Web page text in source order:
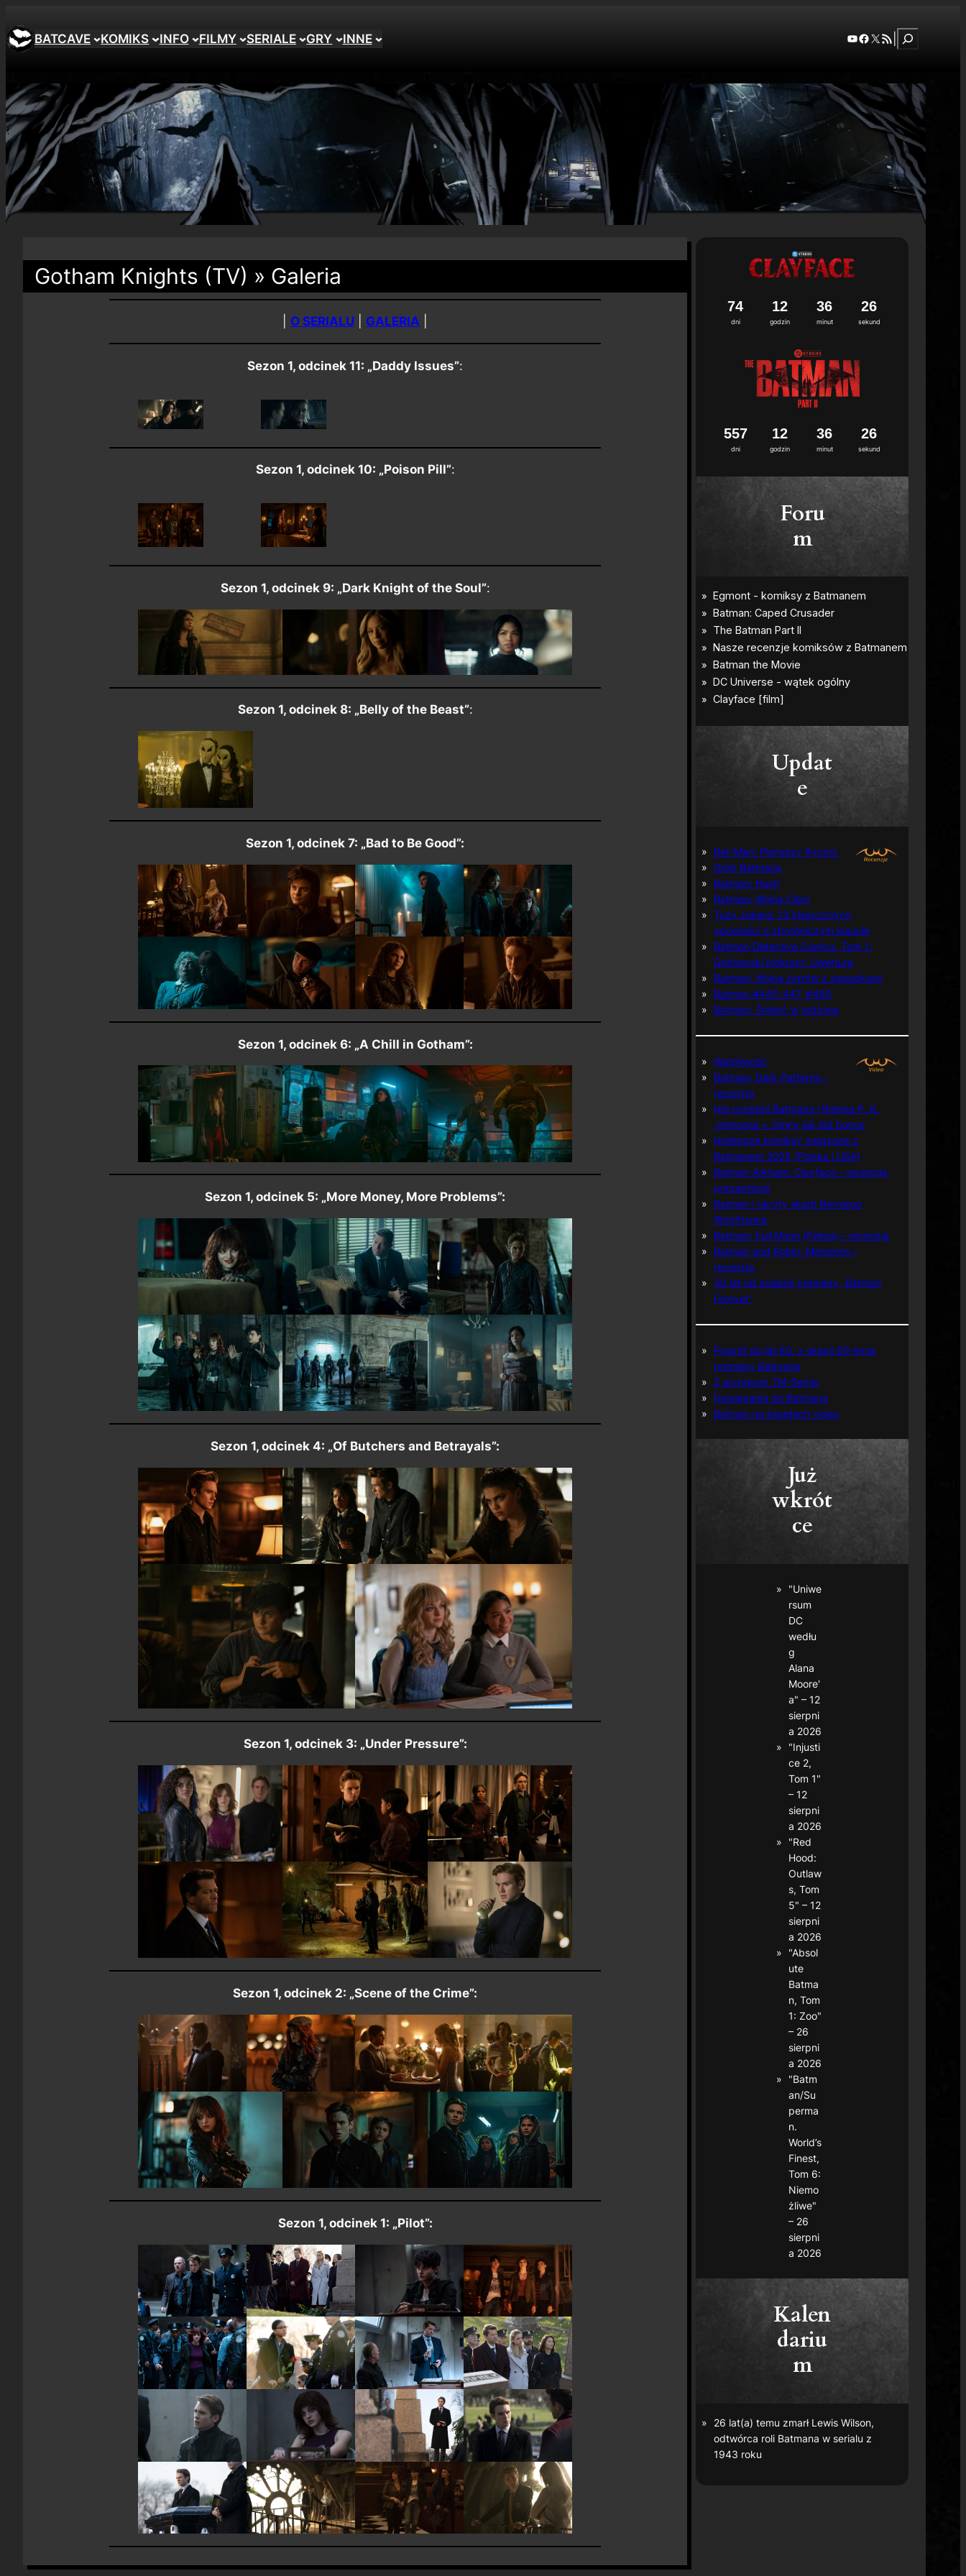
BATCAVE KOMIKS INFO FILMY SERIALE GRY INNE YouTube
Facebook
X RSS FeedSzukaj
Gotham Knights (TV) » Galeria
O SERIALU GALERIA
Sezon 1, odcinek 11: „Daddy Issues”:
Sezon 1, odcinek 10: „Poison Pill”:
Sezon 1, odcinek 9: „Dark Knight of the Soul”:
Sezon 1, odcinek 8: „Belly of the Beast”:
Sezon 1, odcinek 7: „Bad to Be Good”:
Sezon 1, odcinek 6: „A Chill in Gotham”:
Sezon 1, odcinek 5: „More Money, More Problems”:
Sezon 1, odcinek 4: „Of Butchers and Betrayals”:
Sezon 1, odcinek 3: „Under Pressure”:
Sezon 1, odcinek 2: „Scene of the Crime”:
Sezon 1, odcinek 1: „Pilot”:
dni
74
godzin
12
minut
36
sekund
24
5
dni
557
godzin
12
minut
36
sekund
24
5
Foru
m
Updat
e
Bat-Man: Pierwszy Rycerz
Grób Batmana
Batman: Hush
Batman: Wojna Cieni
Tuzy Jokera: 13 klasycznych
opowieści o zbrodniczym klaunie
Batman Detective Comics, Tom 1:
Gothamski Nokturn: Uwertura
Batman: Wojna żartów z zagadkami
Batman #445-447, #480
Batman: Śmierć w rodzinie
Wątpliwość
Batman: Dark Patterns –
recenzja
Nie prześpij Batmana i Robina P. K.
Johnsona + zimny jak lód bonus
Najlepsze komiksy związane z
Batmanem 2025 (Polska i USA)
Batman Arkham: Clayface – recenzja,
prezentacja
Batman i ukryty skarb Berniego
Wrightsona
Batman: Full Moon (Pełnia) – recenzja
Batman and Robin: Memento –
recenzja
30 lat od polskiej premiery „Batman
Forever”
Powrót do lat 60. z okazji 60-lecia
premiery Batmana
Z archiwum TM-Semic
Nawiązania do Batmana
Batman na kasetach video
Już
wkrót
ce
"Uniwe
rsum
DC
wedłu
g
Alana
Moore'
a" – 12
sierpni
a 2026
"Injusti
ce 2,
Tom 1"
– 12
sierpni
a 2026
"Red
Hood:
Outlaw
s, Tom
5" – 12
sierpni
a 2026
"Absol
ute
Batma
n, Tom
1: Zoo"
– 26
sierpni
a 2026
"Batm
an/Su
perma
n.
World’s
Finest,
Tom 6:
Niemo
żliwe"
– 26
sierpni
a 2026
Kalen
dariu
m
26 lat(a) temu zmarł Lewis Wilson,
odtwórca roli Batmana w serialu z
1943 roku